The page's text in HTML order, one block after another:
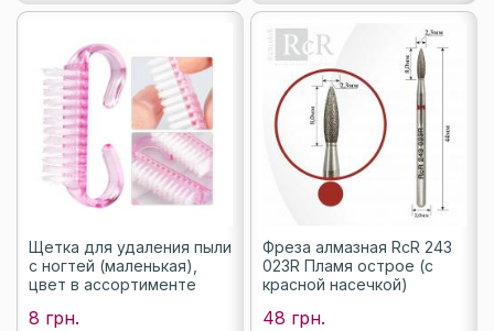
Щетка для удаления пыли
с ногтей (маленькая),
цвет в ассортименте
8 грн.
Фреза алмазная RcR 243
023R Пламя острое (с
красной насечкой)
48 грн.